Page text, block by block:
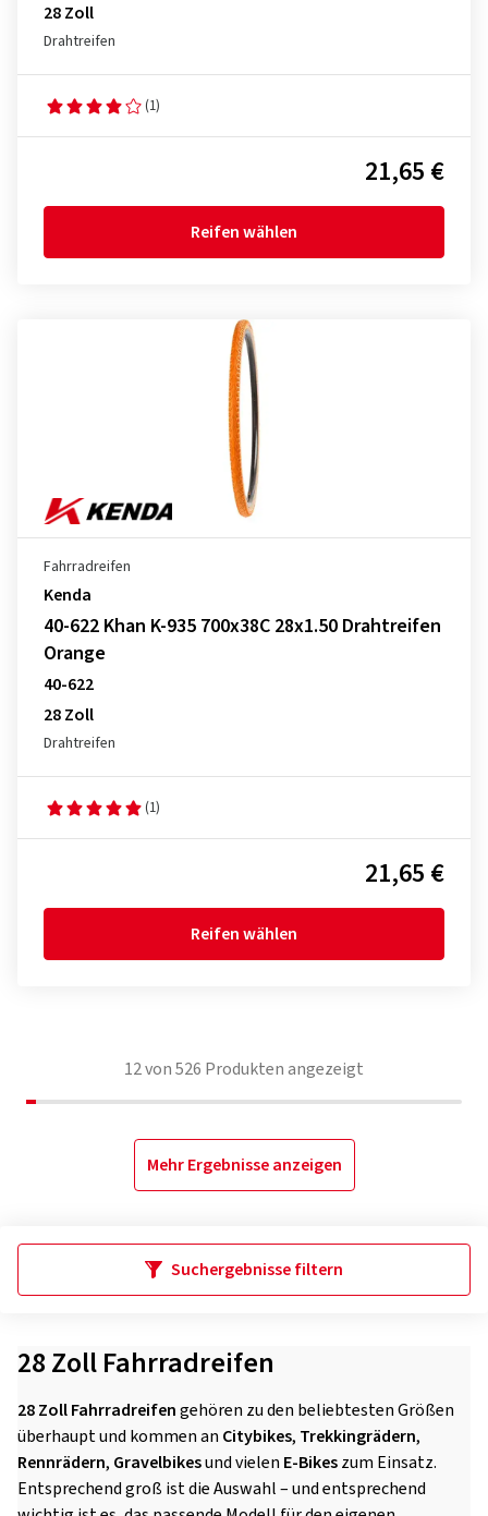
28 Zoll
Drahtreifen
(1)
21,65 €
Reifen wählen
Fahrradreifen
Kenda
40-622 Khan K-935 700x38C 28x1.50 Drahtreifen
Orange
40-622
28 Zoll
Drahtreifen
(1)
21,65 €
Reifen wählen
12von526 Produkten angezeigt
Mehr Ergebnisse anzeigen
Suchergebnisse filtern
28 Zoll Fahrradreifen
28 Zoll Fahrradreifengehören zu den beliebtesten Größen
überhaupt und kommen an Citybikes, Trekkingrädern,
Rennrädern, Gravelbikesund vielen E-Bikeszum Einsatz.
Entsprechend groß ist die Auswahl – und entsprechend